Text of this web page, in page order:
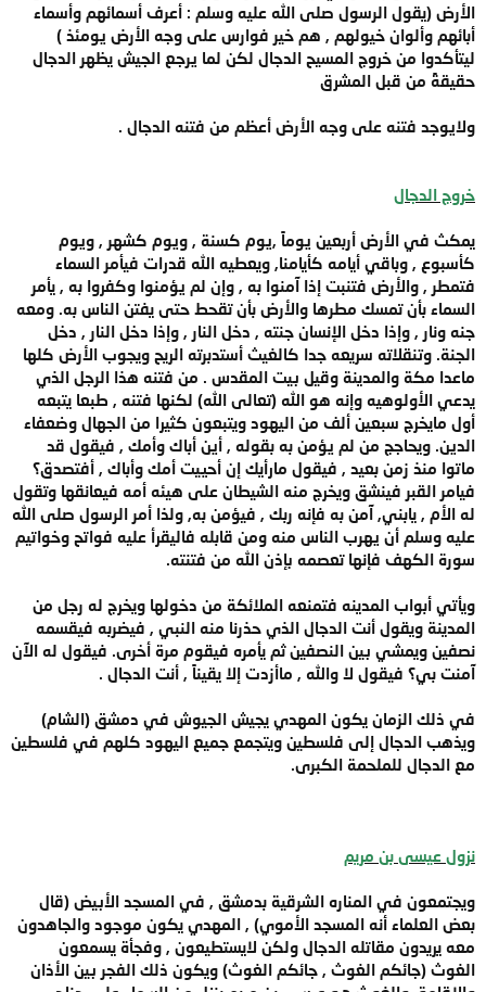
الأرض (يقول الرسول صلى الله عليه وسلم : أعرف أسمائهم وأسماء
أبائهم وألوان خيولهم , هم خير فوارس على وجه الأرض يومئذ )
ليتأكدوا من خروج المسيح الدجال لكن لما يرجع الجيش يظهر الدجال
حقيقةً من قبل المشرق
ولايوجد فتنه على وجه الأرض أعظم من فتنه الدجال .
خروج الدجال
يمكث في الأرض أربعين يوماً ,يوم كسنة , ويوم كشهر , ويوم
كأسبوع , وباقي أيامه كأيامنا, ويعطيه الله قدرات فيأمر السماء
فتمطر , والأرض فتنبت إذا آمنوا به , وإن لم يؤمنوا وكفروا به , يأمر
السماء بأن تمسك مطرها والأرض بأن تقحط حتى يفتن الناس به. ومعه
جنه ونار , وإذا دخل الإنسان جنته , دخل النار , وإذا دخل النار , دخل
الجنة. وتنقلاته سريعه جدا كالغيث أستدبرته الريح ويجوب الأرض كلها
ماعدا مكة والمدينة وقيل بيت المقدس . من فتنه هذا الرجل الذي
يدعي الأولوهيه وإنه هو الله (تعالى الله) لكنها فتنه , طبعا يتبعه
أول مايخرج سبعين ألف من اليهود ويتبعون كثيرا من الجهال وضعفاء
الدين. ويحاجج من لم يؤمن به بقوله , أين أباك وأمك , فيقول قد
ماتوا منذ زمن بعيد , فيقول مارأيك إن أحييت أمك وأباك , أفتصدق؟
فيامر القبر فينشق ويخرج منه الشيطان على هيئه أمه فيعانقها وتقول
له الأم , يابني, آمن به فإنه ربك , فيؤمن به, ولذا أمر الرسول صلى الله
عليه وسلم أن يهرب الناس منه ومن قابله فاليقرأ عليه فواتح وخواتيم
سورة الكهف فإنها تعصمه بإذن الله من فتنته.
ويأتي أبواب المدينه فتمنعه الملائكة من دخولها ويخرج له رجل من
المدينة ويقول أنت الدجال الذي حذرنا منه النبي , فيضربه فيقسمه
نصفين ويمشي بين النصفين ثم يأمره فيقوم مرة أخرى. فيقول له الآن
آمنت بي؟ فيقول لا والله , ماأزدت إلا يقيناً , أنت الدجال .
في ذلك الزمان يكون المهدي يجيش الجيوش في دمشق (الشام)
ويذهب الدجال إلى فلسطين ويتجمع جميع اليهود كلهم في فلسطين
مع الدجال للملحمة الكبرى.
نزول عيسى بن مريم
ويجتمعون في المناره الشرقية بدمشق , في المسجد الأبيض (قال
بعض العلماء أنه المسجد الأموي) , المهدي يكون موجود والجاهدون
معه يريدون مقاتله الدجال ولكن لايستطيعون , وفجأة يسمعون
الغوث (جائكم الغوث , جائكم الغوث) ويكون ذلك الفجر بين الأذان